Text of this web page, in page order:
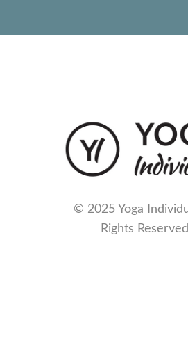
© 2025 Yoga
Rights